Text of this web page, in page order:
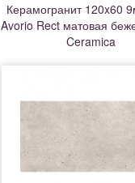
Керамогранит 120x60
Avorio Rect матовая
Ceramica